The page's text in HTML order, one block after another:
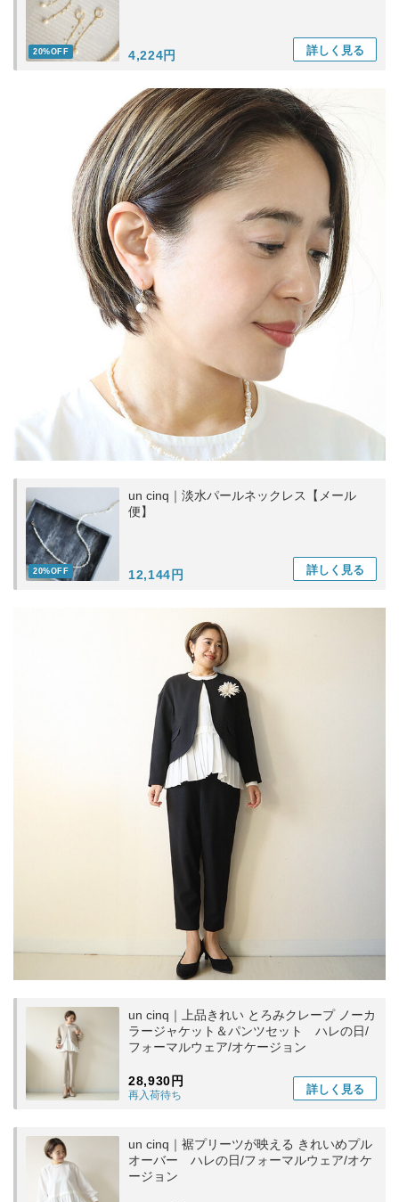
20%OFF 4,224円 詳しく 見る
20%OFF
un cinq｜淡水パールネックレス【メール
便】
12,144円 詳しく 見る
un cinq｜上品きれい とろみクレープ ノーカ
ラージャケット＆パンツセット ハレの日/
フォーマルウェア/オケージョン
28,930円
再入荷待ち 詳しく 見る
un cinq｜裾プリーツが映える きれいめプル
オーバー ハレの日/フォーマルウェア/オケ
ージョン